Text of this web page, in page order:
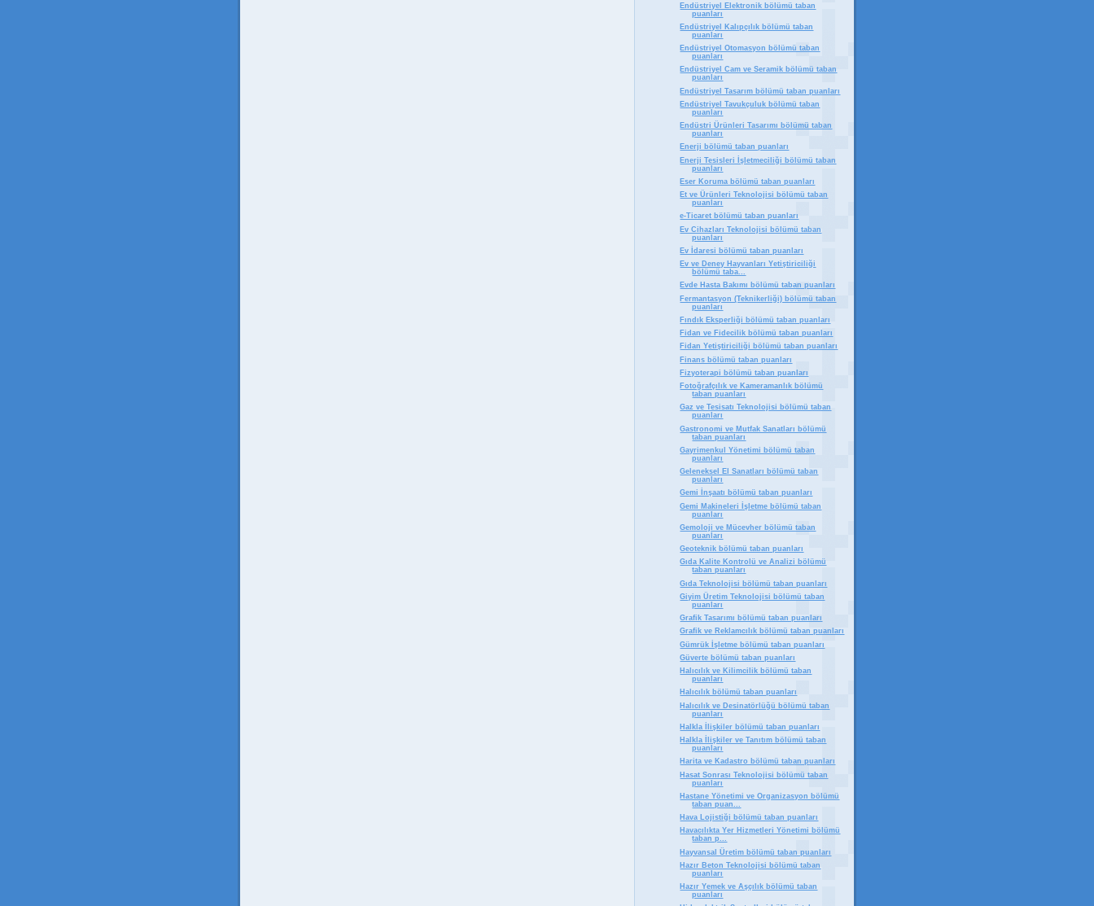
Endüstriyel Elektronik bölümü taban
puanları
Endüstriyel Kalıpçılık bölümü taban
puanları
Endüstriyel Otomasyon bölümü taban
puanları
Endüstriyel Cam ve Seramik bölümü taban
puanları
Endüstriyel Tasarım bölümü taban puanları
Endüstriyel Tavukçuluk bölümü taban
puanları
Endüstri Ürünleri Tasarımı bölümü taban
puanları
Enerji bölümü taban puanları
Enerji Tesisleri İşletmeciliği bölümü taban
puanları
Eser Koruma bölümü taban puanları
Et ve Ürünleri Teknolojisi bölümü taban
puanları
e-Ticaret bölümü taban puanları
Ev Cihazları Teknolojisi bölümü taban
puanları
Ev İdaresi bölümü taban puanları
Ev ve Deney Hayvanları Yetiştiriciliği
bölümü taba...
Evde Hasta Bakımı bölümü taban puanları
Fermantasyon (Teknikerliği) bölümü taban
puanları
Fındık Eksperliği bölümü taban puanları
Fidan ve Fidecilik bölümü taban puanları
Fidan Yetiştiriciliği bölümü taban puanları
Finans bölümü taban puanları
Fizyoterapi bölümü taban puanları
Fotoğrafçılık ve Kameramanlık bölümü
taban puanları
Gaz ve Tesisatı Teknolojisi bölümü taban
puanları
Gastronomi ve Mutfak Sanatları bölümü
taban puanları
Gayrimenkul Yönetimi bölümü taban
puanları
Geleneksel El Sanatları bölümü taban
puanları
Gemi İnşaatı bölümü taban puanları
Gemi Makineleri İşletme bölümü taban
puanları
Gemoloji ve Mücevher bölümü taban
puanları
Geoteknik bölümü taban puanları
Gıda Kalite Kontrolü ve Analizi bölümü
taban puanları
Gıda Teknolojisi bölümü taban puanları
Giyim Üretim Teknolojisi bölümü taban
puanları
Grafik Tasarımı bölümü taban puanları
Grafik ve Reklamcılık bölümü taban puanları
Gümrük İşletme bölümü taban puanları
Güverte bölümü taban puanları
Halıcılık ve Kilimcilik bölümü taban
puanları
Halıcılık bölümü taban puanları
Halıcılık ve Desinatörlüğü bölümü taban
puanları
Halkla İlişkiler bölümü taban puanları
Halkla İlişkiler ve Tanıtım bölümü taban
puanları
Harita ve Kadastro bölümü taban puanları
Hasat Sonrası Teknolojisi bölümü taban
puanları
Hastane Yönetimi ve Organizasyon bölümü
taban puan...
Hava Lojistiği bölümü taban puanları
Havacılıkta Yer Hizmetleri Yönetimi bölümü
taban p...
Hayvansal Üretim bölümü taban puanları
Hazır Beton Teknolojisi bölümü taban
puanları
Hazır Yemek ve Aşçılık bölümü taban
puanları